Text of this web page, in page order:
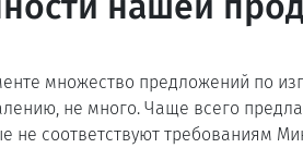
множество предложений по
не много. Чаще всего
не соответствуют требованиям